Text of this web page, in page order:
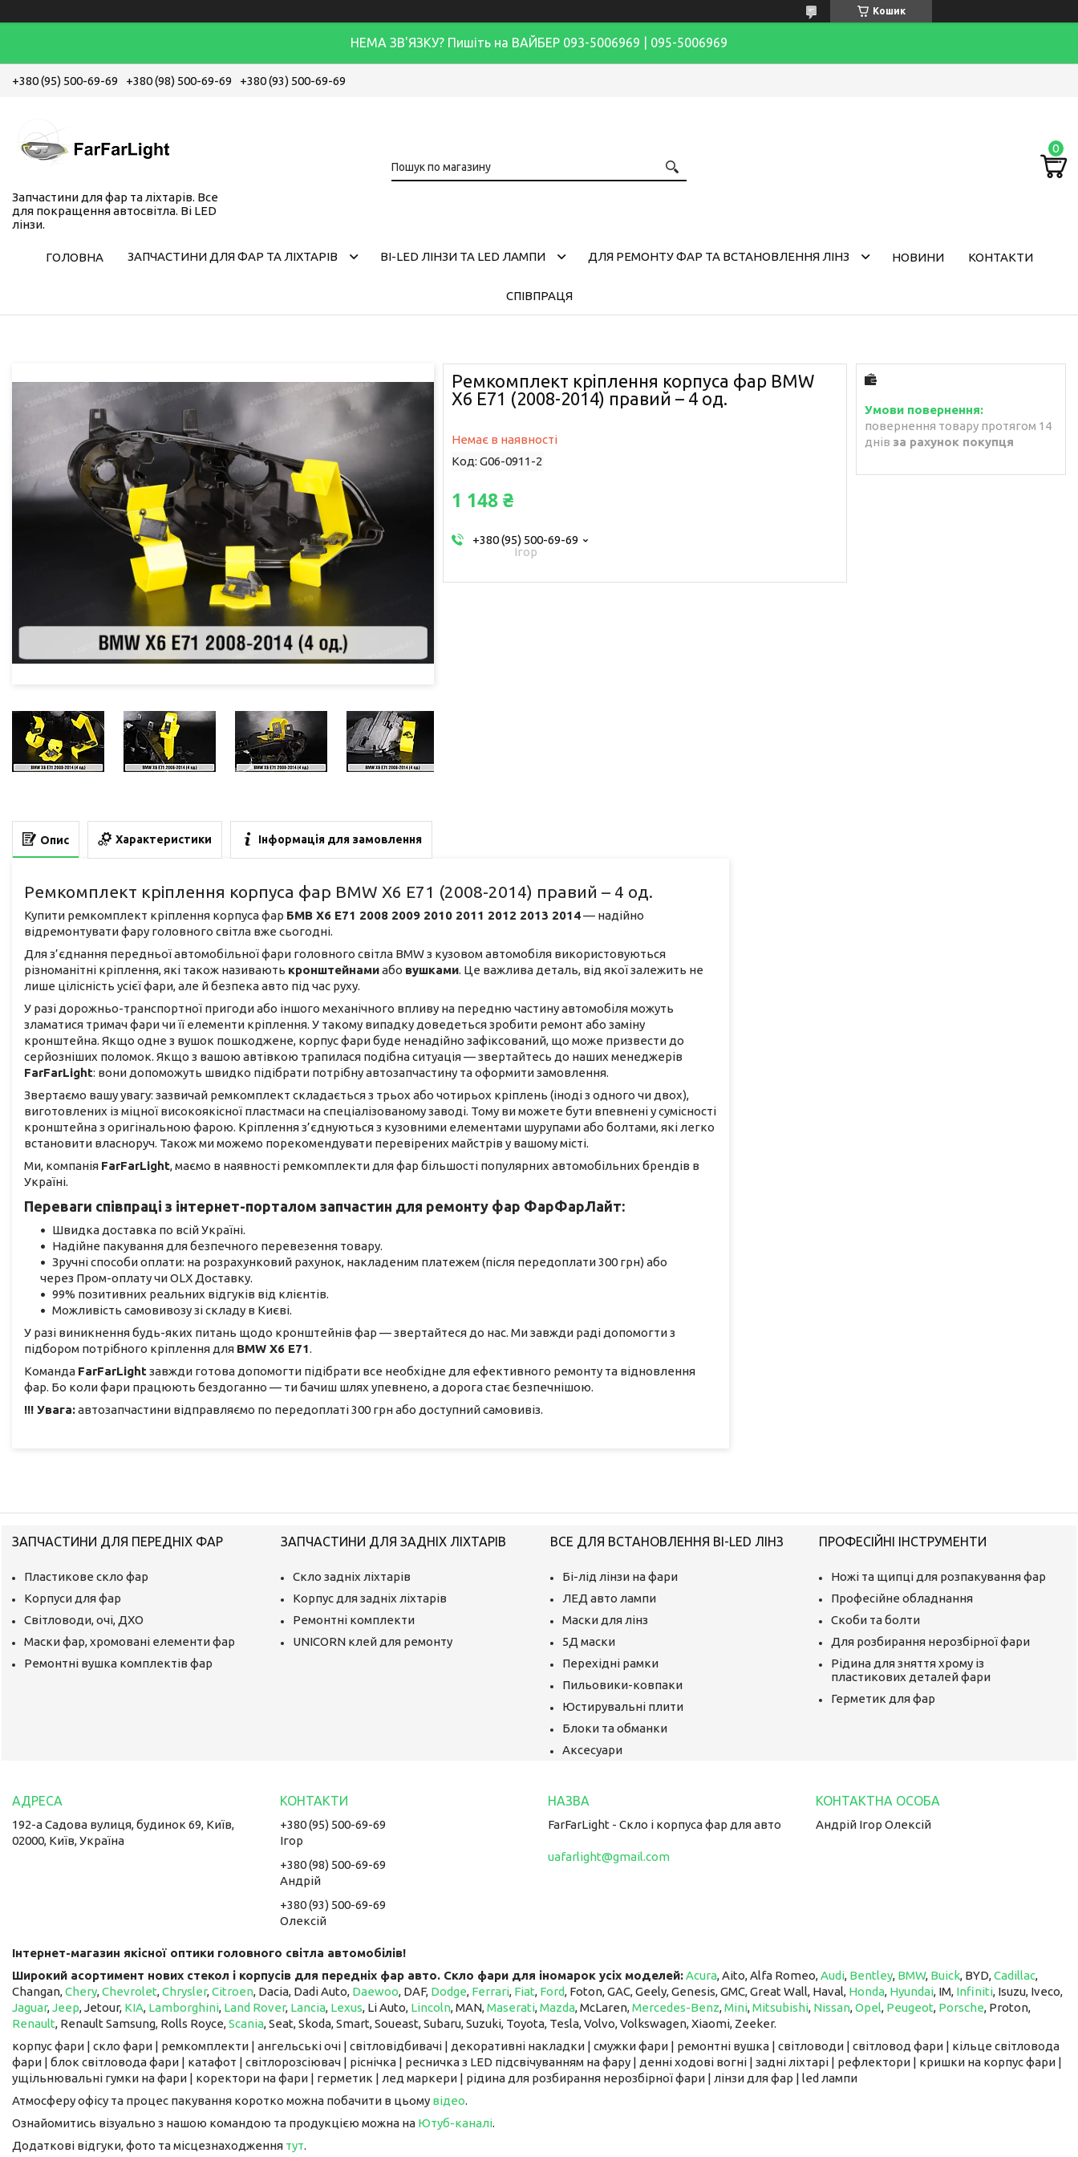
Кошик
НЕМА ЗВ'ЯЗКУ? Пишіть на ВАЙБЕР 093-5006969 | 095-5006969
+380 (95) 500-69-69 +380 (98) 500-69-69 +380 (93) 500-69-69
Запчастини для фар та ліхтарів. Все
для покращення автосвітла. Bi LED
лінзи.
ГОЛОВНА ЗАПЧАСТИНИ ДЛЯ ФАР ТА ЛІХТАРІВ BI-LED ЛІНЗИ ТА LED ЛАМПИ ДЛЯ РЕМОНТУ ФАР ТА ВСТАНОВЛЕННЯ ЛІНЗ НОВИНИ КОНТАКТИ
СПІВПРАЦЯ
Ремкомплект кріплення корпуса фар BMW
X6 E71 (2008-2014) правий – 4 од.
Немає в наявності
Код: G06-0911-2
1 148 ₴
+380 (95) 500-69-69
Ігор
повернення товару протягом 14
днів за рахунок покупця
Опис Характеристики Інформація для замовлення
Ремкомплект кріплення корпуса фар BMW X6 E71 (2008-2014) правий – 4 од.
Купити ремкомплект кріплення корпуса фар БМВ Х6 Е71 2008 2009 2010 2011 2012 2013 2014— надійно
відремонтувати фару головного світла вже сьогодні.
Для з’єднання передньої автомобільної фари головного світла BMW з кузовом автомобіля використовуються
різноманітні кріплення, які також називають кронштейнамиабо вушками. Це важлива деталь, від якої залежить не
лише цілісність усієї фари, але й безпека авто під час руху.
У разі дорожньо-транспортної пригоди або іншого механічного впливу на передню частину автомобіля можуть
зламатися тримач фари чи її елементи кріплення. У такому випадку доведеться зробити ремонт або заміну
кронштейна. Якщо одне з вушок пошкоджене, корпус фари буде ненадійно зафіксований, що може призвести до
серйозніших поломок. Якщо з вашою автівкою трапилася подібна ситуація — звертайтесь до наших менеджерів
FarFarLight: вони допоможуть швидко підібрати потрібну автозапчастину та оформити замовлення.
Звертаємо вашу увагу: зазвичай ремкомплект складається з трьох або чотирьох кріплень (іноді з одного чи двох),
виготовлених із міцної високоякісної пластмаси на спеціалізованому заводі. Тому ви можете бути впевнені у сумісності
кронштейна з оригінальною фарою. Кріплення з’єднуються з кузовними елементами шурупами або болтами, які легко
встановити власноруч. Також ми можемо порекомендувати перевірених майстрів у вашому місті.
Ми, компанія FarFarLight, маємо в наявності ремкомплекти для фар більшості популярних автомобільних брендів в
Україні.
Переваги співпраці з інтернет-порталом запчастин для ремонту фар ФарФарЛайт:
Швидка доставка по всій Україні.
Надійне пакування для безпечного перевезення товару.
Зручні способи оплати: на розрахунковий рахунок, накладеним платежем (після передоплати 300 грн) або
через Пром-оплату чи OLX Доставку.
99% позитивних реальних відгуків від клієнтів.
Можливість самовивозу зі складу в Києві.
У разі виникнення будь-яких питань щодо кронштейнів фар — звертайтеся до нас. Ми завжди раді допомогти з
підбором потрібного кріплення для BMW X6 E71.
Команда FarFarLightзавжди готова допомогти підібрати все необхідне для ефективного ремонту та відновлення
фар. Бо коли фари працюють бездоганно — ти бачиш шлях упевнено, а дорога стає безпечнішою.
!!! Увага:автозапчастини відправляємо по передоплаті 300 грн або доступний самовивіз.
ЗАПЧАСТИНИ ДЛЯ ПЕРЕДНІХ ФАР
Пластикове скло фар
Корпуси для фар
Світловоди, очі, ДХО
Маски фар, хромовані елементи фар
Ремонтні вушка комплектів фар
ЗАПЧАСТИНИ ДЛЯ ЗАДНІХ ЛІХТАРІВ
Скло задніх ліхтарів
Корпус для задніх ліхтарів
Ремонтні комплекти
UNICORN клей для ремонту
ВСЕ ДЛЯ ВСТАНОВЛЕННЯ BI-LED ЛІНЗ
Бі-лід лінзи на фари
ЛЕД авто лампи
Маски для лінз
5Д маски
Перехідні рамки
Пильовики-ковпаки
Юстирувальні плити
Блоки та обманки
Аксесуари
ПРОФЕСІЙНІ ІНСТРУМЕНТИ
Ножі та щипці для розпакування фар
Професійне обладнання
Скоби та болти
Для розбирання нерозбірної фари
Рідина для зняття хрому із
пластикових деталей фари
Герметик для фар
192-а Садова вулиця, будинок 69, Київ,
02000, Київ, Україна
+380 (95) 500-69-69
Ігор
+380 (98) 500-69-69
Андрій
+380 (93) 500-69-69
Олексій
FarFarLight - Cкло і корпуса фар для авто
uafarlight@gmail.com
Андрій Ігор Олексій
Інтернет-магазин якісної оптики головного світла автомобілів!
Широкий асортимент нових стекол і корпусів для передніх фар авто. Скло фари для іномарок усіх моделей:Acura, Aito, Alfa Romeo,Audi, Bentley, BMW, Buick, BYD,Cadillac,
Changan,Chery,Chevrolet,Chrysler,Citroen, Dacia, Dadi Auto, Daewoo, DAF, Dodge, Ferrari, Fiat, Ford, Foton, GAC, Geely, Genesis, GMC, Great Wall, Haval, Honda, Hyundai, IM, ​​​​​​​ Infiniti, Isuzu, Iveco,
Jaguar,Jeep, Jetour, ​​​​​​​ KIA, Lamborghini, Land Rover, Lancia, Lexus, Li Auto, ​​​​​​​ Lincoln, MAN,Maserati,Mazda, McLaren, ​​​​​​​Mercedes-Benz,Mini,Mitsubishi, Nissan,Opel, Peugeot, Porsche, Proton, ​​​​​​​
Renault, Renault Samsung, Rolls Royce,Scania, Seat, Skoda, Smart, Soueast, Subaru, Suzuki, Toyota, Tesla, Volvo, Volkswagen, Xiaomi, Zeeker.
корпус фари | скло фари | ремкомплекти | ангельські очі | світловідбивачі | декоративні накладки | смужки фари | ремонтні вушка | світловоди | світловод фари | кільце світловода
фари | блок світловода фари | катафот | світлорозсіювач | ріснічка | ресничка з LED підсвічуванням на фару | денні ходові вогні | задні ліхтарі | рефлектори | кришки на корпус фари |
ущільнювальні гумки на фари | коректори на фари | герметик | лед маркери | рідина для розбирання нерозбірної фари | лінзи для фар | led лампи
Атмосферу офісу та процес пакування коротко можна побачити в цьому відео.
Ознайомитись візуально з нашою командою та продукцією можна на Ютуб-каналі.
Додаткові відгуки, фото та місцезнаходження тут.